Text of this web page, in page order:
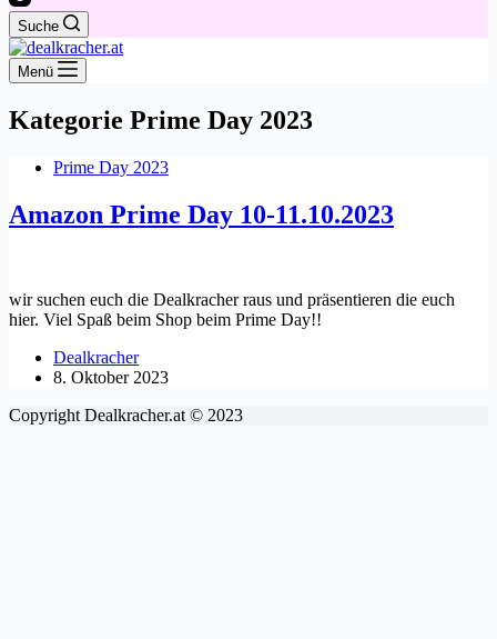
Suche
Menü
Kategorie Prime Day 2023
Prime Day 2023
Amazon Prime Day 10-11.10.2023
wir suchen euch die Dealkracher raus und präsentieren die euch
hier. Viel Spaß beim Shop beim Prime Day!!
Dealkracher
8. Oktober 2023
Copyright Dealkracher.at © 2023